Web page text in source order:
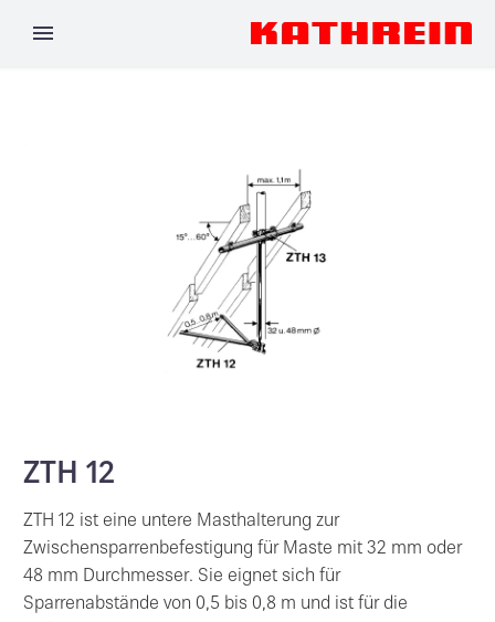
ZTH 12
ZTH 12 ist eine untere Masthalterung zur
Zwischensparrenbefestigung für Maste mit 32 mm oder
48 mm Durchmesser. Sie eignet sich für
Sparrenabstände von 0,5 bis 0,8 m und ist für die